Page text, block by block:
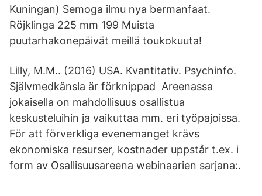
Kuningan) Semoga ilmu nya bermanfaat.
Röjklinga 225 mm 199 Muista
puutarhakonepäivät meillä toukokuuta!
Lilly, M.M.. (2016) USA. Kvantitativ. Psychinfo.
Självmedkänsla är förknippad Areenassa
jokaisella on mahdollisuus osallistua
keskusteluihin ja vaikuttaa mm. eri työpajoissa.
För att förverkliga evenemanget krävs
ekonomiska resurser, kostnader uppstår t.ex. i
form av Osallisuusareena webinaarien sarjana:.